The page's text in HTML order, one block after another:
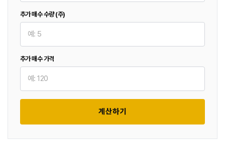
추가 매수 수량 (주)
추가 매수 가격
계산하기